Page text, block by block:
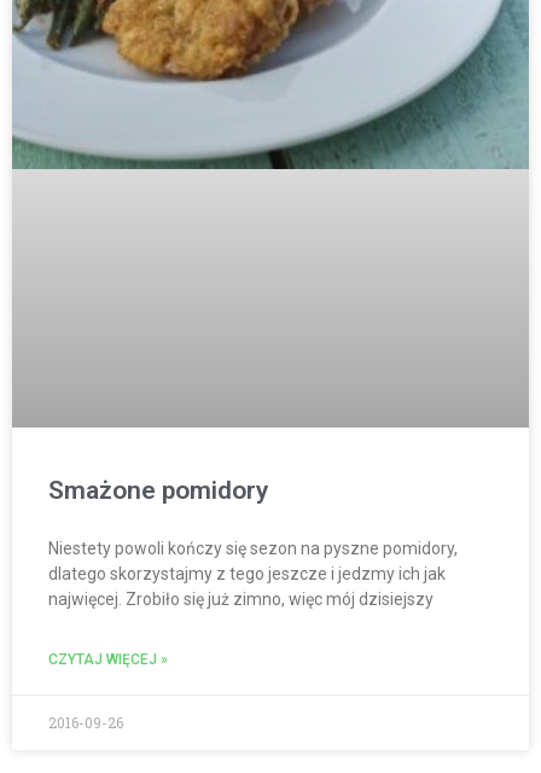
Smażone pomidory
Niestety powoli kończy się sezon na pyszne pomidory,
dlatego skorzystajmy z tego jeszcze i jedzmy ich jak
najwięcej. Zrobiło się już zimno, więc mój dzisiejszy
CZYTAJ WIĘCEJ »
2016-09-26